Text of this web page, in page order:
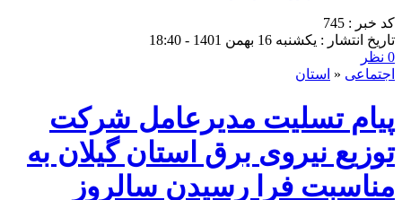
کد خبر : 745
تاریخ انتشار : یکشنبه 16 بهمن 1401 - 18:40
0 نظر
اجتماعی « استان
پیام تسلیت مدیرعامل شركت
توزیع نیروی برق استان گیلان به
مناسبت فرا رسیدن سالروز